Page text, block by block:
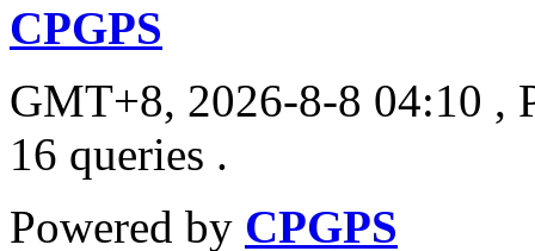
CPGPS
GMT+8, 2026-8-8 04:10 ,
16 queries .
Powered by CPGPS